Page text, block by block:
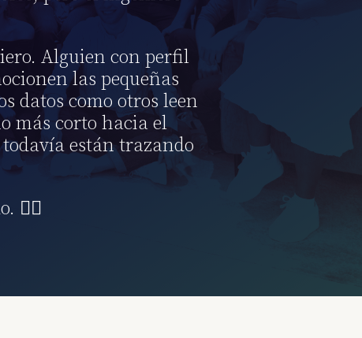
Alguien con perfil
las pequeñas
datos como otros leen
más corto hacia el
están trazando
👇🏼